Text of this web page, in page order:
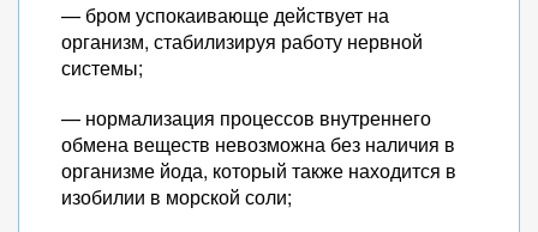
— бром успокаивающе действует на
организм, стабилизируя работу нервной
системы;
— нормализация процессов внутреннего
обмена веществ невозможна без наличия в
организме йода, который также находится в
изобилии в морской соли;